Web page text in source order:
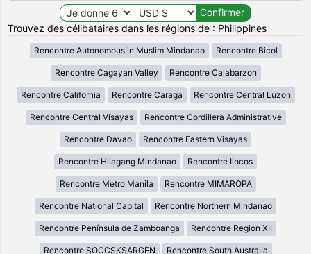
Trouvez des célibataires dans les régions de : Philippines
Rencontre Autonomous in Muslim Mindanao Rencontre Bicol
Rencontre Cagayan Valley Rencontre Calabarzon
Rencontre California Rencontre Caraga Rencontre Central Luzon
Rencontre Central Visayas Rencontre Cordillera Administrative
Rencontre Davao Rencontre Eastern Visayas
Rencontre Hilagang Mindanao Rencontre Ilocos
Rencontre Metro Manila Rencontre MIMAROPA
Rencontre National Capital Rencontre Northern Mindanao
Rencontre Península de Zamboanga Rencontre Region XII
Rencontre SOCCSKSARGEN Rencontre South Australia